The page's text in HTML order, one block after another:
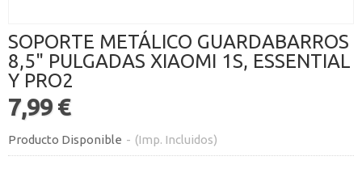
SOPORTE METÁLICO GUARDABARROS
8,5" PULGADAS XIAOMI 1S, ESSENTIAL
Y PRO2
7,99 €
Producto Disponible - (Imp. Incluidos)